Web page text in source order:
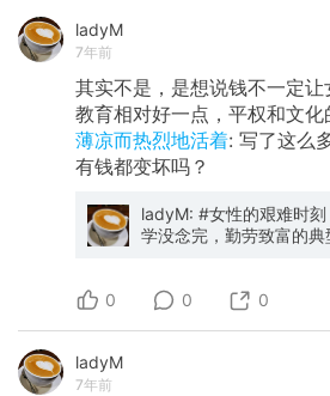
ladyM
7年前
其实不是，是想说钱不一定
教育相对好一点，平权和文
薄凉而热烈地活着: 写了这么
有钱都变坏吗？
ladyM: #女性的艰难时刻 我大嫂，长相平平，小
学没念完，勤劳致富的
当年计生抓得严，拼死
0 0 0
ladyM
7年前